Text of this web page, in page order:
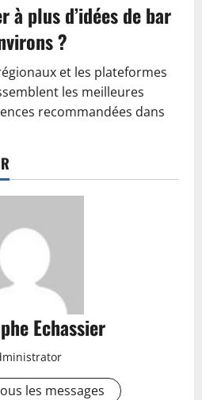
à plus d’idées de bar
?
et les plateformes
les meilleures
recommandées dans
Echassier
les messages